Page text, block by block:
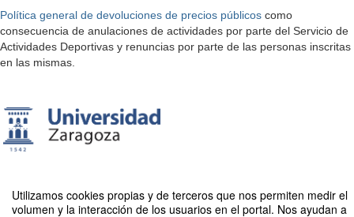
Utilizamos cookies propias y de terceros que nos permiten medir el
volumen y la interacción de los usuarios en el portal. Nos ayudan a
Política general de devoluciones de precios públicos como
consecuencia de anulaciones de actividades por parte del Servicio de
Actividades Deportivas y renuncias por parte de las personas inscritas
en las mismas.